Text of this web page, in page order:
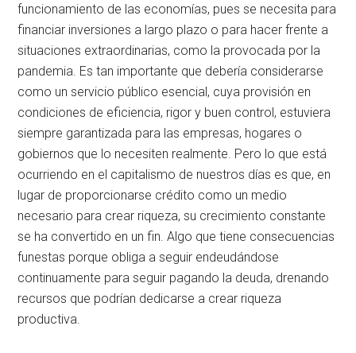
funcionamiento de las economías, pues se necesita para
financiar inversiones a largo plazo o para hacer frente a
situaciones extraordinarias, como la provocada por la
pandemia. Es tan importante que debería considerarse
como un servicio público esencial, cuya provisión en
condiciones de eficiencia, rigor y buen control, estuviera
siempre garantizada para las empresas, hogares o
gobiernos que lo necesiten realmente. Pero lo que está
ocurriendo en el capitalismo de nuestros días es que, en
lugar de proporcionarse crédito como un medio
necesario para crear riqueza, su crecimiento constante
se ha convertido en un fin. Algo que tiene consecuencias
funestas porque obliga a seguir endeudándose
continuamente para seguir pagando la deuda, drenando
recursos que podrían dedicarse a crear riqueza
productiva.